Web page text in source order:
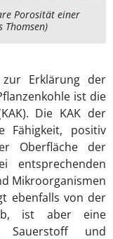
Porosität einer
Thomsen)
zur Erklärung der
ist die
Die KAK der
Fähigkeit, positiv
Oberfläche der
entsprechenden
Mikroorganismen
ebenfalls von der
ist aber eine
und